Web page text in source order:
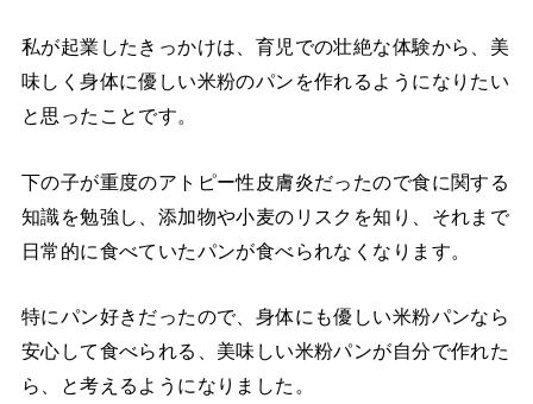
私が起業したきっかけは、育児での壮絶な体験から、美
味しく身体に優しい米粉のパンを作れるようになりたい
と思ったことです。
下の子が重度のアトピー性皮膚炎だったので食に関する
知識を勉強し、添加物や小麦のリスクを知り、それまで
日常的に食べていたパンが食べられなくなります。
特にパン好きだったので、身体にも優しい米粉パンなら
安心して食べられる、美味しい米粉パンが自分で作れた
ら、と考えるようになりました。